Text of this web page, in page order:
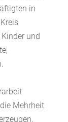
in
und
Mehrheit